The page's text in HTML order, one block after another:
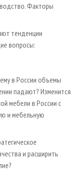
Факторы
тенденции
вопросы:
в России объемы
падают? Изменится
мебели в России с
и мебельную
и расширить